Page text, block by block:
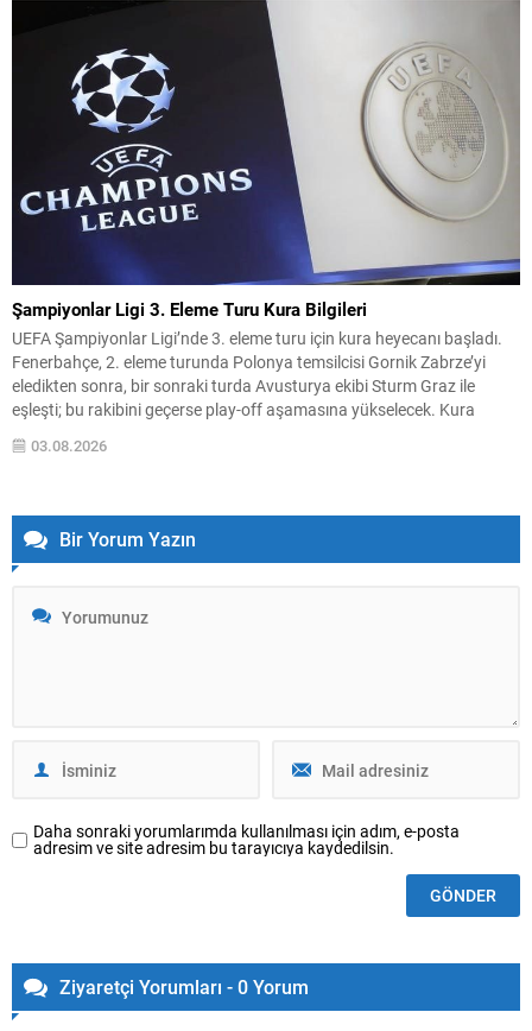
Şampiyonlar Ligi 3. Eleme Turu Kura Bilgileri
UEFA Şampiyonlar Ligi’nde 3. eleme turu için kura heyecanı başladı.
Fenerbahçe, 2. eleme turunda Polonya temsilcisi Gornik Zabrze’yi
eledikten sonra, bir sonraki turda Avusturya ekibi Sturm Graz ile
eşleşti; bu rakibini geçerse play-off aşamasına yükselecek. Kura
çekimi, 3 Ağustos 2026 Pazartesi günü saat 13.00‘te İsviçre’nin Nyon
kentindeki UEFA Genel Merkezi’nde...
03.08.2026
Bir Yorum Yazın
Daha sonraki yorumlarımda kullanılması için adım, e-posta
adresim ve site adresim bu tarayıcıya kaydedilsin.
Ziyaretçi Yorumları - 0 Yorum